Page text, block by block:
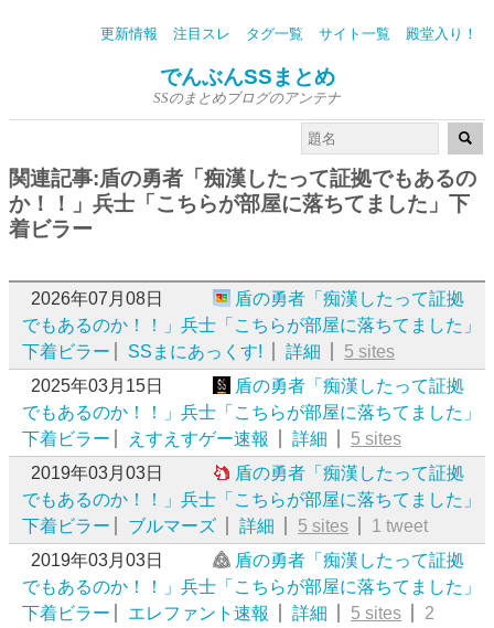
更新情報 注目スレ タグ一覧 サイト一覧 殿堂入り！
でんぶんSSまとめ
SSのまとめブログのアンテナ
関連記事:盾の勇者「痴漢したって証拠でもあるの
か！！」兵士「こちらが部屋に落ちてました」下
着ビラー
2026年07月08日
盾の勇者「痴漢したって証拠
でもあるのか！！」兵士「こちらが部屋に落ちてました」
下着ビラー
SSまにあっくす! 詳細
5 sites
2025年03月15日
盾の勇者「痴漢したって証拠
でもあるのか！！」兵士「こちらが部屋に落ちてました」
下着ビラー
えすえすゲー速報 詳細
5 sites
2019年03月03日
盾の勇者「痴漢したって証拠
でもあるのか！！」兵士「こちらが部屋に落ちてました」
下着ビラー
ブルマーズ 詳細 5 sites
1 tweet
2019年03月03日
盾の勇者「痴漢したって証拠
でもあるのか！！」兵士「こちらが部屋に落ちてました」
下着ビラー
エレファント速報 詳細 5 sites
2